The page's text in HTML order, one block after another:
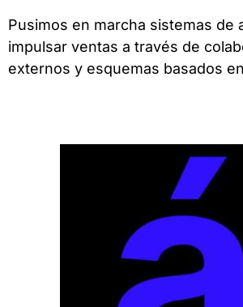
Pusimos en marcha sistemas de
impulsar ventas a través de
externos y esquemas basados